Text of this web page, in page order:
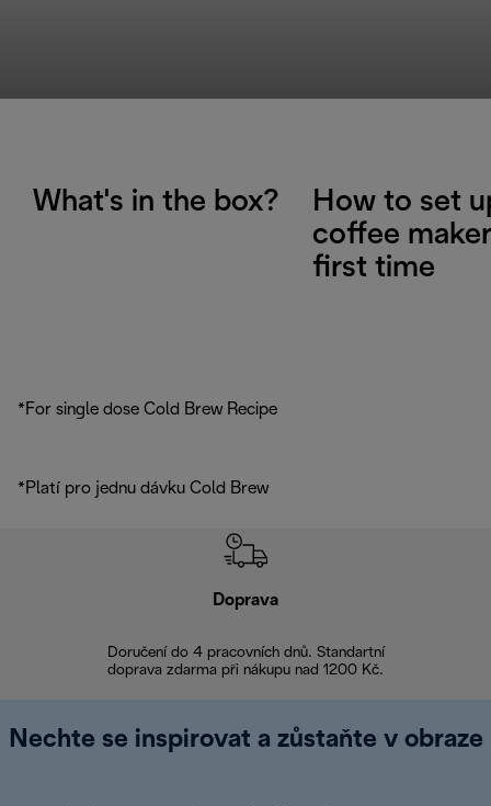
What's in the box?
How to set
coffee
first time
*For single dose Cold Brew Recipe
*Platí pro jednu dávku Cold Brew
Doprava
Doručení do 4 pracovních dnů. Standartní
doprava zdarma při nákupu nad 1200 Kč.
Nechte se inspirovat a zůstaňte v obraze